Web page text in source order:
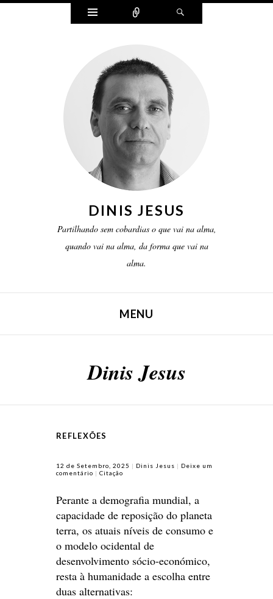
Widgets
DINIS JESUS
Partilhando sem cobardias o que vai na alma,
quando vai na alma, da forma que vai na
alma.
MENU
Dinis Jesus
REFLEXÕES
12 de Setembro, 2025 Dinis Jesus
Deixe um
comentário
Citação
Perante a demografia mundial, a
capacidade de reposição do planeta
terra, os atuais níveis de consumo e
o modelo ocidental de
desenvolvimento sócio-económico,
resta à humanidade a escolha entre
duas alternativas: